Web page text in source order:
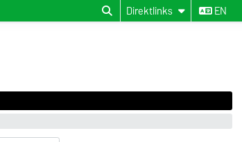
Direktlinks EN